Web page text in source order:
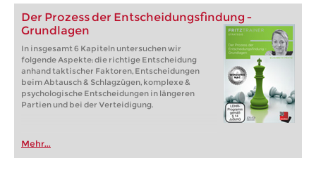
Der Prozess der Entscheidungsfindung -
Grundlagen
In insgesamt 6 Kapiteln untersuchen wir
folgende Aspekte: die richtige Entscheidung
anhand taktischer Faktoren, Entscheidungen
beim Abtausch & Schlagzügen, komplexe &
psychologische Entscheidungen in längeren
Partien und bei der Verteidigung.
Mehr...